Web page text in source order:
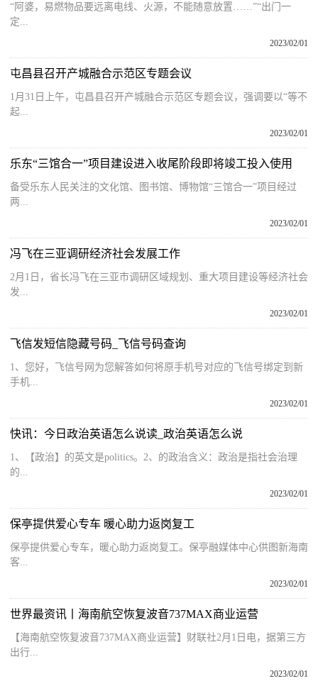
“阿婆，易燃物品要远离电线、火源，不能随意放置……”“出门一
定...
2023/02/01
屯昌县召开产城融合示范区专题会议
1月31日上午，屯昌县召开产城融合示范区专题会议，强调要以“等不
起...
2023/02/01
乐东“三馆合一”项目建设进入收尾阶段即将竣工投入使用
备受乐东人民关注的文化馆、图书馆、博物馆“三馆合一”项目经过
两...
2023/02/01
冯飞在三亚调研经济社会发展工作
2月1日，省长冯飞在三亚市调研区域规划、重大项目建设等经济社会
发...
2023/02/01
飞信发短信隐藏号码_飞信号码查询
1、您好，飞信号网为您解答如何将原手机号对应的飞信号绑定到新
手机...
2023/02/01
快讯：今日政治英语怎么说读_政治英语怎么说
1、【政治】的英文是politics。2、的政治含义：政治是指社会治理
的...
2023/02/01
保亭提供爱心专车 暖心助力返岗复工
保亭提供爱心专车，暖心助力返岗复工。保亭融媒体中心供图新海南
客...
2023/02/01
世界最资讯丨海南航空恢复波音737MAX商业运营
【海南航空恢复波音737MAX商业运营】财联社2月1日电，据第三方
出行...
2023/02/01